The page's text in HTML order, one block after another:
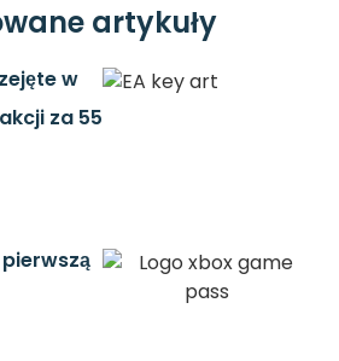
artykuły
w
za 55